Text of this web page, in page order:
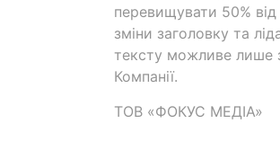
перевищувати 50% від
зміни заголовку та
тексту можливе лише
Компанії.
ТОВ «ФОКУС МЕДІА»